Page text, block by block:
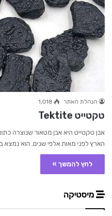
הנהלת האתר 1,018
טקטייט Tektite
אבן טקטייט היא אבן מטאור שנוצרה
הארץ לפני מאות אלפי שנים. הוא נמצא
לחץ להמשך »
מיסטיקה